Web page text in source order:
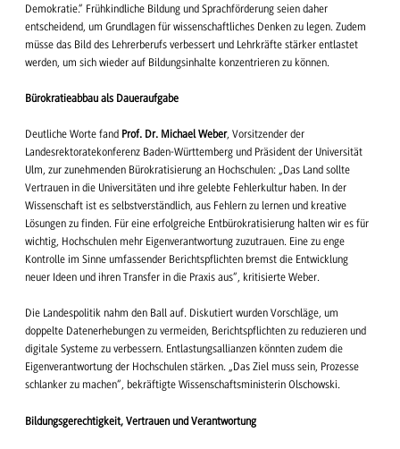
Demokratie.“ Frühkindliche Bildung und Sprachförderung seien daher
entscheidend, um Grundlagen für wissenschaftliches Denken zu legen. Zudem
müsse das Bild des Lehrerberufs verbessert und Lehrkräfte stärker entlastet
werden, um sich wieder auf Bildungsinhalte konzentrieren zu können.
Bürokratieabbau als Daueraufgabe
Deutliche Worte fand Prof. Dr. Michael Weber, Vorsitzender der
Landesrektoratekonferenz Baden-Württemberg und Präsident der Universität
Ulm, zur zunehmenden Bürokratisierung an Hochschulen: „Das Land sollte
Vertrauen in die Universitäten und ihre gelebte Fehlerkultur haben. In der
Wissenschaft ist es selbstverständlich, aus Fehlern zu lernen und kreative
Lösungen zu finden. Für eine erfolgreiche Entbürokratisierung halten wir es für
wichtig, Hochschulen mehr Eigenverantwortung zuzutrauen. Eine zu enge
Kontrolle im Sinne umfassender Berichtspflichten bremst die Entwicklung
neuer Ideen und ihren Transfer in die Praxis aus“, kritisierte Weber.
Die Landespolitik nahm den Ball auf. Diskutiert wurden Vorschläge, um
doppelte Datenerhebungen zu vermeiden, Berichtspflichten zu reduzieren und
digitale Systeme zu verbessern. Entlastungsallianzen könnten zudem die
Eigenverantwortung der Hochschulen stärken. „Das Ziel muss sein, Prozesse
schlanker zu machen“, bekräftigte Wissenschaftsministerin Olschowski.
Bildungsgerechtigkeit, Vertrauen und Verantwortung